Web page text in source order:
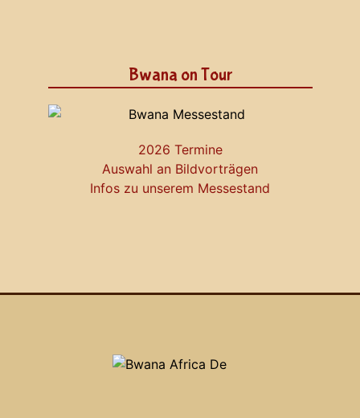
Bwana on Tour
2026 Termine
Auswahl an Bildvorträgen
Infos zu unserem Messestand